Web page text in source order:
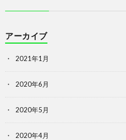
アーカイブ
2021年1月
2020年6月
2020年5月
2020年4月